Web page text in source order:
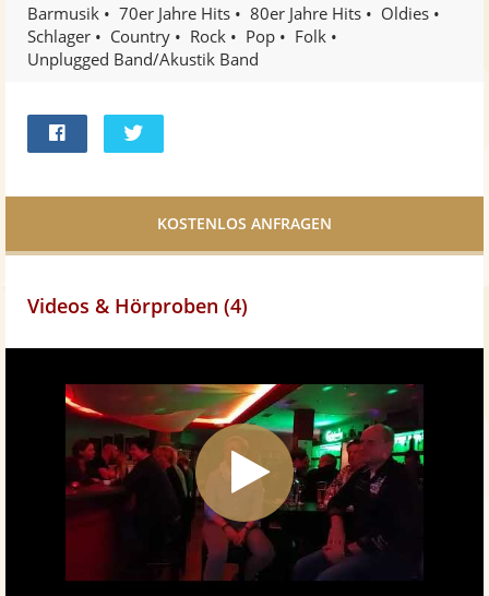
Barmusik 70er Jahre Hits 80er Jahre Hits
Oldies
Schlager
Country Rock Pop
Folk
Unplugged Band/Akustik Band
Facebook
Videos & Hörproben (4)